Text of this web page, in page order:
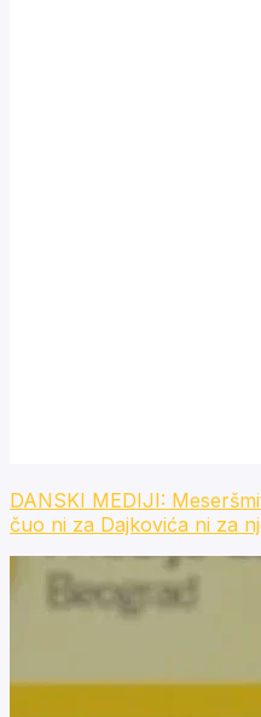
DANSKI MEDIJI:
čuo ni za Dajkovića ni za